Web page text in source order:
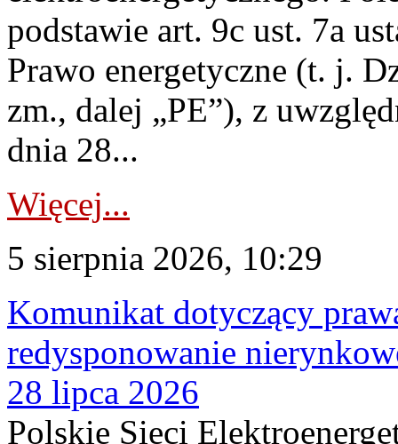
podstawie art. 9c ust. 7a
Prawo energetyczne (t. j.
zm., dalej „PE”), z
dnia 28...
Więcej...
5 sierpnia 2026, 10:29
Komunikat dotyczący
redysponowanie
28 lipca 2026
Polskie Sieci